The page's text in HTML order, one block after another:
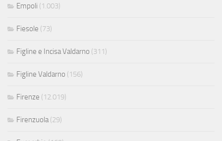
Empoli (1.003)
Fiesole (73)
Figline e Incisa Valdarno (311)
Figline Valdarno (156)
Firenze (12.019)
Firenzuola(29)